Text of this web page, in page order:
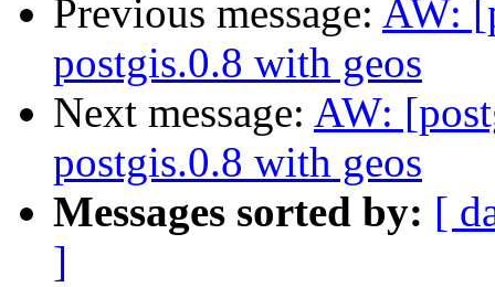
Previous message: AW:
postgis.0.8 with geos
Next message: AW:
postgis.0.8 with geos
Messages sorted by: [
]